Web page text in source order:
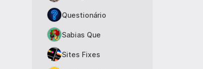
Questionário
Sabias Que
Sites Fixes